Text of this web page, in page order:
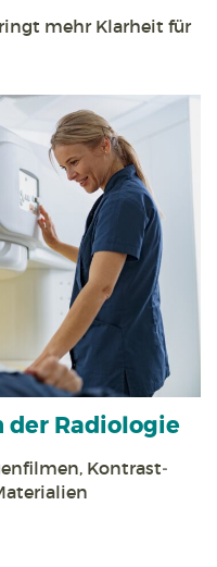
mehr Klarheit für
Radiologie
Kontrast­